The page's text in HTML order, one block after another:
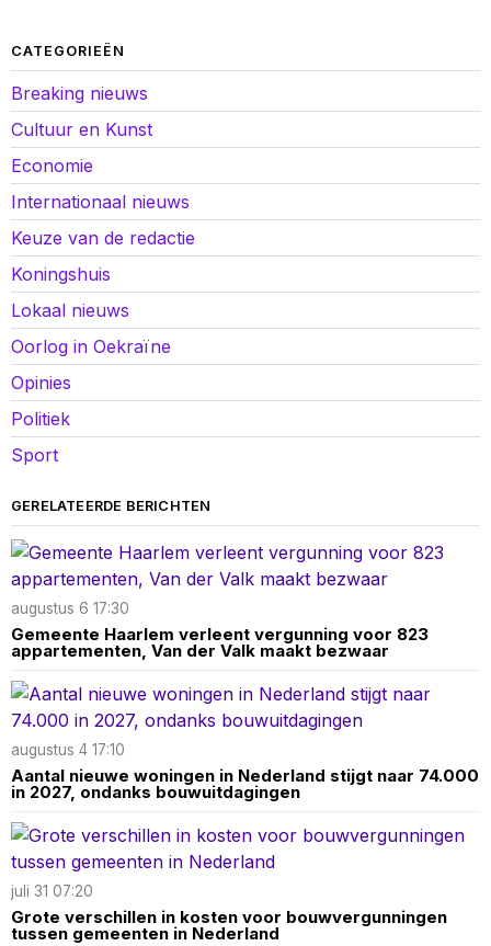
CATEGORIEËN
Breaking nieuws
Cultuur en Kunst
Economie
Internationaal nieuws
Keuze van de redactie
Koningshuis
Lokaal nieuws
Oorlog in Oekraïne
Opinies
Politiek
Sport
GERELATEERDE BERICHTEN
augustus 6 17:30
Gemeente Haarlem verleent vergunning voor 823
appartementen, Van der Valk maakt bezwaar
augustus 4 17:10
Aantal nieuwe woningen in Nederland stijgt naar 74.000
in 2027, ondanks bouwuitdagingen
juli 31 07:20
Grote verschillen in kosten voor bouwvergunningen
tussen gemeenten in Nederland